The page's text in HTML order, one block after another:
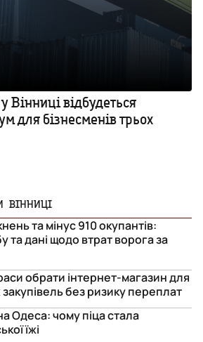
відбудеться
для бізнесменів трьох
ВІННИЦІ
та мінус 910 окупантів:
та дані щодо втрат ворога за
обрати інтернет-магазин для
без ризику переплат
Одеса: чому піца стала
їжі